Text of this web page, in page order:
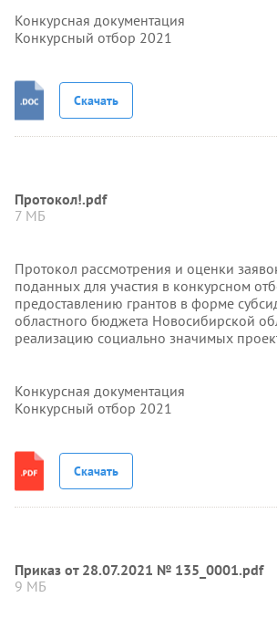
Конкурсная документация
Конкурсный отбор 2021
Скачать
Протокол!.pdf
7 МБ
Протокол рассмотрения и оценки
поданных для участия в конкурсном
предоставлению грантов в форме
областного бюджета Новосибирской
реализацию социально значимых
Конкурсная документация
Конкурсный отбор 2021
Скачать
Приказ от 28.07.2021 № 135_0001.pdf
9 МБ